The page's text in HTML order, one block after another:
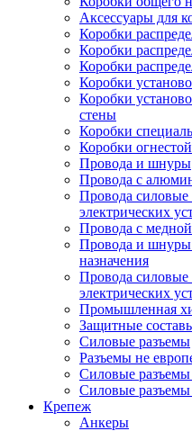
Аксессуары для
Коробки
Коробки
Коробки
Коробки
Коробки
стены
Коробки
Коробки
Провода и шнуры
Провода с
Провода
электрических
Провода с
Провода и шнуры
назначения
Провода
электрических
Промышленная
Защитные
Силовые разъемы
Разъемы не
Силовые разъемы
Силовые разъемы
Крепеж
Анкеры